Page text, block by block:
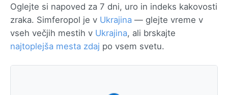
Oglejte si napoved za 7 dni, uro in indeks kakovosti
zraka. Simferopol je v Ukrajina — glejte vreme v
vseh večjih mestih v Ukrajina, ali brskajte
najtoplejša mesta zdaj po vsem svetu.